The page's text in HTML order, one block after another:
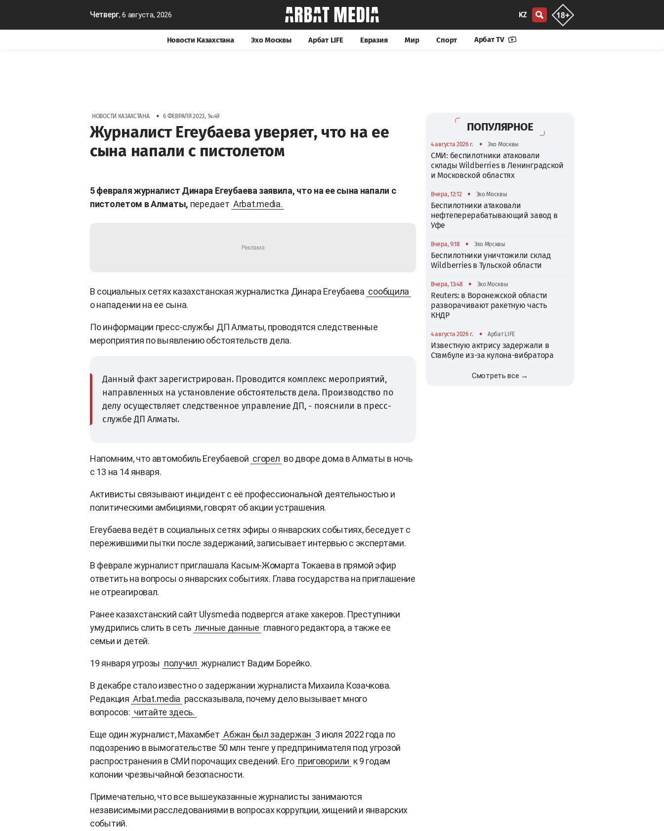
Четверг, 6 августа, 2026 KZ
Новости Казахстана Эхо Москвы Арбат LIFE Евразия Мир Спорт Арбат TV
НОВОСТИ КАЗАХСТАНА • 6 ФЕВРАЛЯ 2023, 14:49
Журналист Егеубаева уверяет, что на ее
сына напали с пистолетом
5 февраля журналист Динара Егеубаева заявила, что на ее сына напали с
пистолетом в Алматы, передает Arbat.media.
В социальных сетях казахстанская журналистка Динара Егеубаева сообщила
о нападении на ее сына.
По информации пресс-службы ДП Алматы, проводятся следственные
мероприятия по выявлению обстоятельств дела.
Данный факт зарегистрирован. Проводится комплекс мероприятий,
направленных на установление обстоятельств дела. Производство по
делу осуществляет следственное управление ДП, - пояснили в пресс-
службе ДП Алматы.
Напомним, что автомобиль Егеубаевой сгорел во дворе дома в Алматы в ночь
с 13 на 14 января.
Активисты связывают инцидент с её профессиональной деятельностью и
политическими амбициями, говорят об акции устрашения.
Егеубаева ведёт в социальных сетях эфиры о январских событиях, беседует с
пережившими пытки после задержаний, записывает интервью с экспертами.
В феврале журналист приглашала Касым-Жомарта Токаева в прямой эфир
ответить на вопросы о январских событиях. Глава государства на приглашение
не отреагировал.
Ранее казахстанский сайт Ulysmedia подвергся атаке хакеров. Преступники
умудрились слить в сеть личные данные главного редактора, а также ее
семьи и детей.
19 января угрозы получил журналист Вадим Борейко.
В декабре стало известно о задержании журналиста Михаила Козачкова.
Редакция Arbat.media рассказывала, почему дело вызывает много
вопросов: читайте здесь.
Еще один журналист, Махамбет Абжан был задержан 3 июля 2022 года по
подозрению в вымогательстве 50 млн тенге у предпринимателя под угрозой
распространения в СМИ порочащих сведений. Его приговорили к 9 годам
колонии чрезвычайной безопасности.
Примечательно, что все вышеуказанные журналисты занимаются
независимыми расследованиями в вопросах коррупции, хищений и январских
событий.
ПОПУЛЯРНОЕ
4 августа 2026 г. • Эхо Москвы
СМИ: беспилотники атаковали
склады Wildberries в Ленинградской
и Московской областях
Вчера, 12:12 • Эхо Москвы
Беспилотники атаковали
нефтеперерабатывающий завод в
Уфе
Вчера, 9:18 • Эхо Москвы
Беспилотники уничтожили склад
Wildberries в Тульской области
Вчера, 13:48 • Эхо Москвы
Reuters: в Воронежской области
разворачивают ракетную часть
КНДР
4 августа 2026 г. • Арбат LIFE
Известную актрису задержали в
Стамбуле из-за кулона-вибратора
Смотреть все →